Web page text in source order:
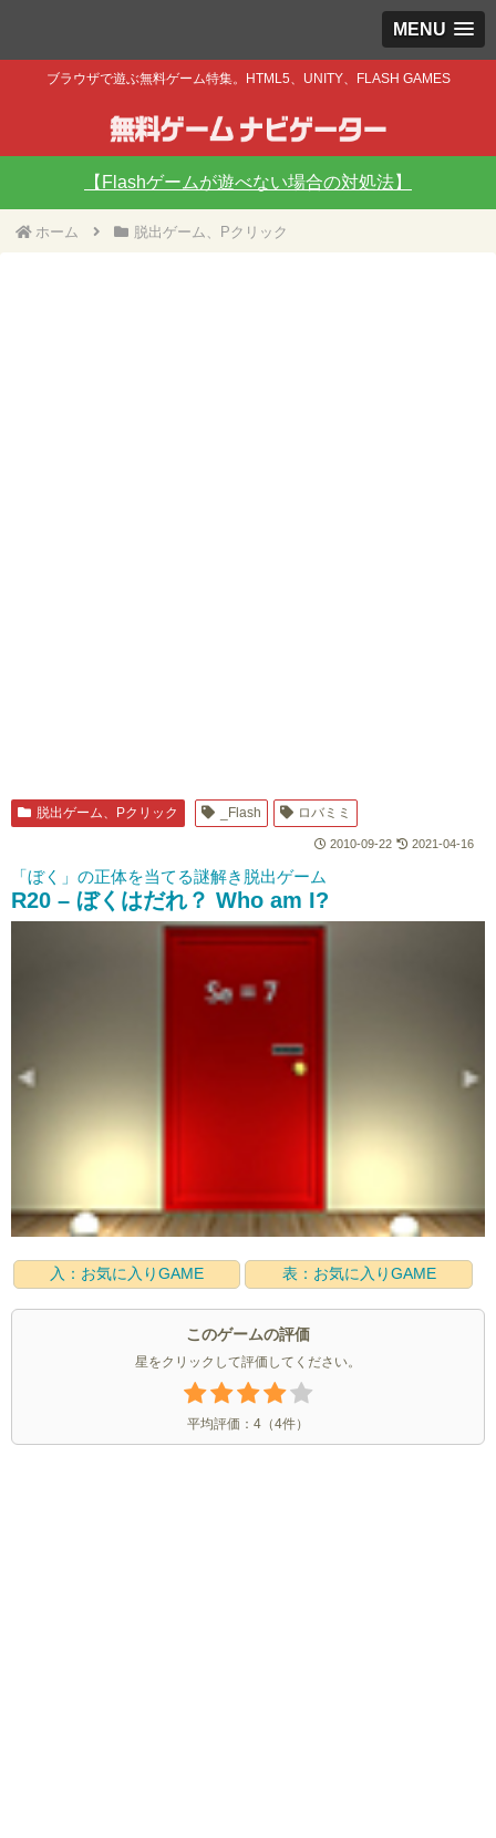
MENU
ブラウザで遊ぶ無料ゲーム特集。HTML5、UNITY、FLASH GAMES
【Flashゲームが遊べない場合の対処法】
ホーム 脱出ゲーム、Pクリック
脱出ゲーム、Pクリック _Flash ロバミミ
2010-09-22 2021-04-16
「ぼく」の正体を当てる謎解き脱出ゲーム
R20 – ぼくはだれ？ Who am I?
入：お気に入りGAME 表：お気に入りGAME
このゲームの評価
星をクリックして評価してください。
平均評価： 4 （4件）